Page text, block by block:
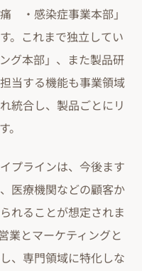
・感染症事業本部」
。これまで独立してい
グ本部」、また製品研
当する機能も事業領域
統合し、製品ごとにリ
プラインは、今後ます
医療機関などの顧客か
れることが想定されま
業とマーケティングと
、専門領域に特化しな